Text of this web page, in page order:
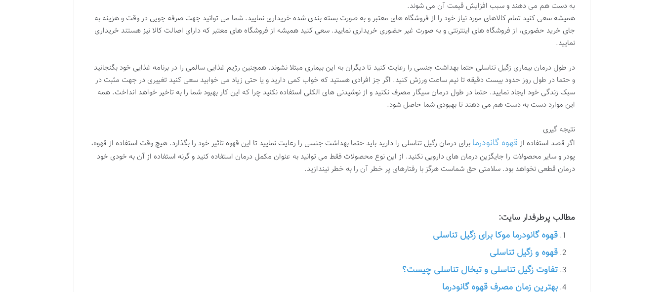
به دست هم می دهند و سبب افزایش قیمت آن می شوند.
همیشه سعی کنید تمام کالاهای مورد نیاز خود را از فروشگاه های معتبر و به صورت بسته بندی شده خریداری نمایید. شما می توانید جهت صرفه جویی در وقت و هزینه به
جای خرید حضوری، از فروشگاه های اینترنتی و به صورت غیر حضوری خریداری نمایید. سعی کنید همیشه از فروشگاه های معتبر که دارای اصالت کالا نیز هستند خریداری
نمایید.
در طول درمان بیماری زگیل تناسلی حتما بهداشت جنسی را رعایت کنید تا دیگران به این بیماری مبتلا نشوند. همچنین رژیم غذایی سالمی را در برنامه غذایی خود بگنجانید
و حتما در طول روز حدود بیست دقیقه تا نیم ساعت ورزش کنید. اگر جز افرادی هستید که خواب کمی دارید و یا حتی زیاد می خوابید سعی کنید تغییری در جهت مثبت در
سبک زندگی خود ایجاد نمایید. حتما در طول درمان سیگار مصرف نکنید و از نوشیدنی های الکلی استفاده نکنید چرا که این کار بهبود شما را به تاخیر خواهد انداخت. همه
این موارد دست به دست هم می دهند تا بهبودی شما حاصل شود.
نتیجه گیری
اگر قصد استفاده از قهوه گانودرما برای درمان زگیل تناسلی را دارید باید حتما بهداشت جنسی را رعایت نمایید تا این قهوه تاثیر خود را بگذارد. هیچ وقت استفاده از قهوه،
پودر و سایر محصولات را جایگزین درمان های دارویی نکنید. از این نوع محصولات فقط می توانید به عنوان مکمل درمان استفاده کنید و گرنه استفاده از آن به خودی خود
درمان قطعی نخواهد بود. سلامتی حق شماست هرگز با رفتارهای پر خطر آن را به خطر نیندازید.
مطالب پرطرفدار سایت:
قهوه گانودرما موکا برای زگیل تناسلی
قهوه و زگیل تناسلی
تفاوت زگیل تناسلی و تبخال تناسلی چیست؟
بهترین زمان مصرف قهوه گانودرما